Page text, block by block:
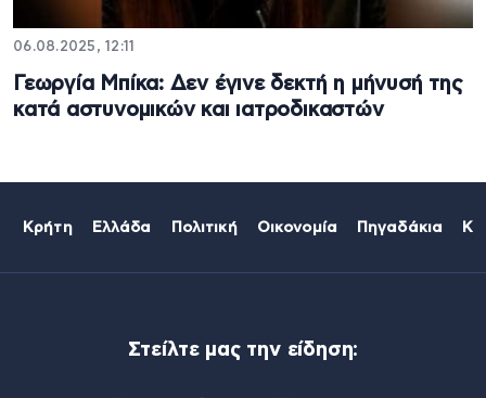
06.08.2025, 12:11
Γεωργία Μπίκα: Δεν έγινε δεκτή η μήνυσή της
κατά αστυνομικών και ιατροδικαστών
Κρήτη Ελλάδα Πολιτική Οικονομία Πηγαδάκια
Στείλτε μας την είδηση: